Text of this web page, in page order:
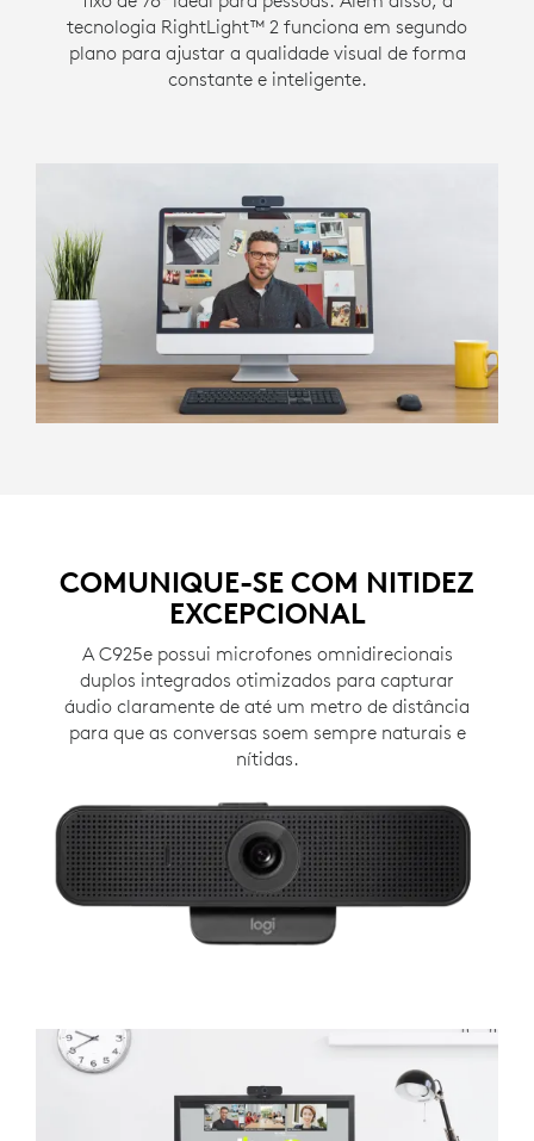
tecnologia RightLight™ 2 funciona em segundo
plano para ajustar a qualidade visual de forma
constante e inteligente.
COMUNIQUE-SE COM NITIDEZ
EXCEPCIONAL
A C925e possui microfones omnidirecionais
duplos integrados otimizados para capturar
áudio claramente de até um metro de distância
para que as conversas soem sempre naturais e
nítidas.